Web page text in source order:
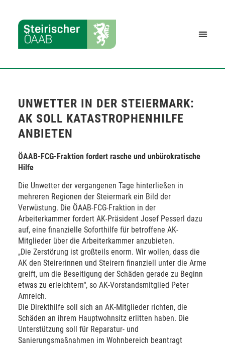
UNWETTER IN DER STEIERMARK:
AK SOLL KATASTROPHENHILFE
ANBIETEN
ÖAAB-FCG-Fraktion fordert rasche und unbürokratische
Hilfe
Die Unwetter der vergangenen Tage hinterließen in
mehreren Regionen der Steiermark ein Bild der
Verwüstung. Die ÖAAB-FCG-Fraktion in der
Arbeiterkammer fordert AK-Präsident Josef Pesserl dazu
auf, eine finanzielle Soforthilfe für betroffene AK-
Mitglieder über die Arbeiterkammer anzubieten.
„Die Zerstörung ist großteils enorm. Wir wollen, dass die
AK den Steirerinnen und Steirern finanziell unter die Arme
greift, um die Beseitigung der Schäden gerade zu Beginn
etwas zu erleichtern“, so AK-Vorstandsmitglied Peter
Amreich.
Die Direkthilfe soll sich an AK-Mitglieder richten, die
Schäden an ihrem Hauptwohnsitz erlitten haben. Die
Unterstützung soll für Reparatur- und
Sanierungsmaßnahmen im Wohnbereich beantragt